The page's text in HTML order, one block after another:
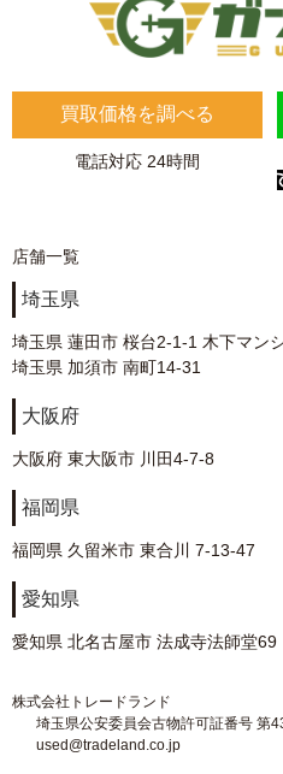
買取価格を調べる
電話対応 24時間
店舗一覧
埼玉県
埼玉県 蓮田市 桜台2-1-1 木下マン
埼玉県 加須市 南町14-31
大阪府
大阪府 東大阪市 川田4-7-8
福岡県
福岡県 久留米市 東合川 7-13-47
愛知県
愛知県 北名古屋市 法成寺法師堂69
株式会社トレードランド
埼玉県公安委員会古物許可証番号 第
used@tradeland.co.jp